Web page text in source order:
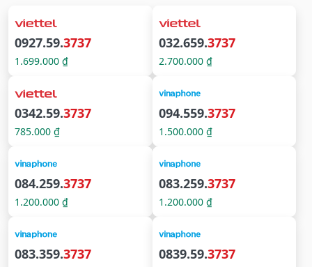
0927.59.3737
1.699.000 ₫
032.659.3737
2.700.000 ₫
0342.59.3737
785.000 ₫
094.559.3737
1.500.000 ₫
084.259.3737
1.200.000 ₫
083.259.3737
1.200.000 ₫
083.359.3737 0839.59.3737